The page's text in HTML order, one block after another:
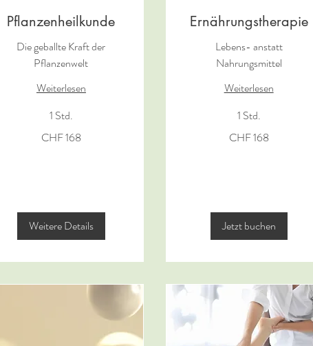
Pflanzenheilkunde
Die geballte Kraft der
Pflanzenwelt
Weiterlesen
1 Std.
CHF 168
Weitere Details
Ernährungstherapie
Lebens- anstatt
Nahrungsmittel
Weiterlesen
1 Std.
CHF 168
Jetzt buchen